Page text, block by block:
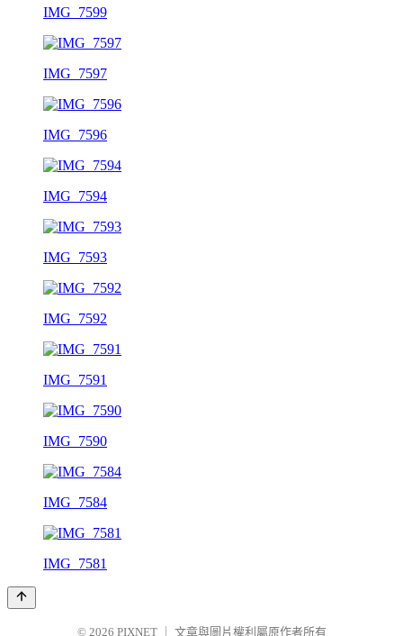
IMG_7599
IMG_7597
IMG_7596
IMG_7594
IMG_7593
IMG_7592
IMG_7591
IMG_7590
IMG_7584
IMG_7581
© 2026 PIXNET 文章與圖片權利屬原作者所有